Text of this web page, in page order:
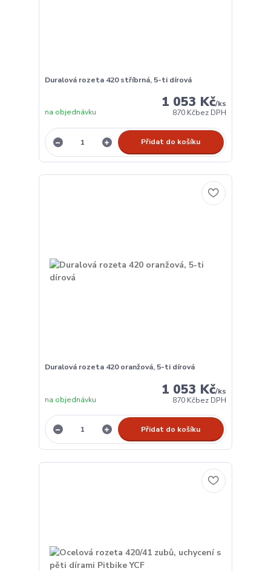
Duralová rozeta 420 stříbrná, 5-ti dírová
1 053 Kč/ks
870 Kčbez DPH
na objednávku
Přidat do košíku
Duralová rozeta 420 oranžová, 5-ti dírová
1 053 Kč/ks
870 Kčbez DPH
na objednávku
Přidat do košíku